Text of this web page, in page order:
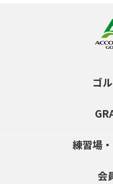
ゴ
練習場
会